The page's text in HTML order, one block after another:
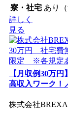
寮・社宅 あり（
詳しく
見る
【月収例30万
高収入ワーク！
株式会社